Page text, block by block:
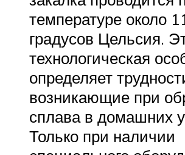
температуре около
градусов Цельсия.
технологическая
определяет
возникающие при
сплава в домашних
Только при наличии